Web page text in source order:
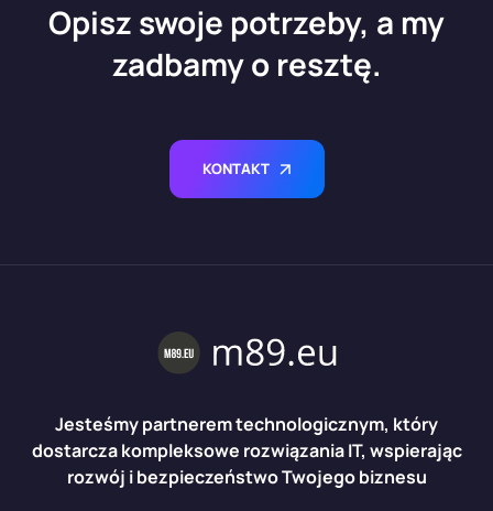
Opisz swoje potrzeby, a my
zadbamy o resztę.
KONTAKT
Jesteśmy partnerem technologicznym, który
dostarcza kompleksowe rozwiązania IT, wspierając
rozwój i bezpieczeństwo Twojego biznesu